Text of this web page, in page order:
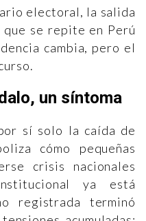
electoral, la salida
se repite en Perú
cambia, pero el
un síntoma
sí solo la caída de
cómo pequeñas
crisis nacionales
ya está
registrada terminó